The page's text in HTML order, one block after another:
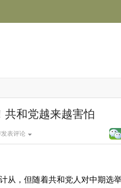
共和党越来越害怕
表评论
从，但随着共和党人对中期选